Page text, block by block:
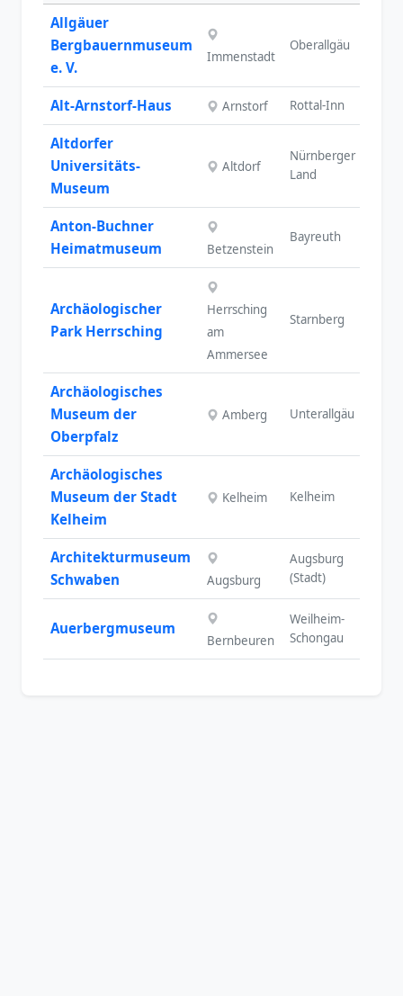
Allgäuer
Bergbauernmuseum
e. V.
Immenstadt
Oberallgäu
Alt-Arnstorf-Haus Arnstorf Rottal-Inn
Altdorfer
Universitäts-
Museum
Altdorf
Nürnberger
Land
Anton-Buchner
Heimatmuseum
Betzenstein
Bayreuth
Archäologischer
Park Herrsching
Herrsching
am
Ammersee
Starnberg
Archäologisches
Museum der
Oberpfalz
Amberg Unterallgäu
Archäologisches
Museum der Stadt
Kelheim
Kelheim Kelheim
Architekturmuseum
Schwaben
Augsburg
Augsburg
(Stadt)
Auerbergmuseum
Bernbeuren
Weilheim-
Schongau